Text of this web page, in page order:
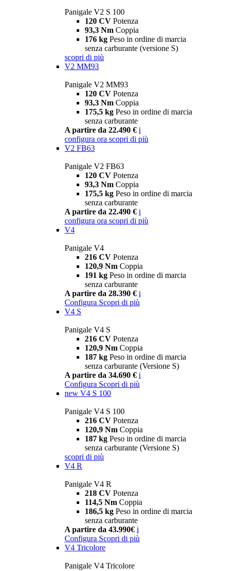
Panigale V2 S 100
120 CV Potenza
93,3 Nm Coppia
176 kg Peso in ordine di marcia
senza carburante (versione S)
scopri di più
V2 MM93
Panigale V2 MM93
120 CV Potenza
93,3 Nm Coppia
175,5 kg Peso in ordine di marcia
senza carburante
A partire da 22.490 € i
configura ora scopri di più
V2 FB63
Panigale V2 FB63
120 CV Potenza
93,3 Nm Coppia
175,5 kg Peso in ordine di marcia
senza carburante
A partire da 22.490 € i
configura ora scopri di più
V4
Panigale V4
216 CV Potenza
120,9 Nm Coppia
191 kg Peso in ordine di marcia
senza carburante
A partire da 28.390 € i
Configura Scopri di più
V4 S
Panigale V4 S
216 CV Potenza
120,9 Nm Coppia
187 kg Peso in ordine di marcia
senza carburante (Versione S)
A partire da 34.690 € i
Configura Scopri di più
new V4 S 100
Panigale V4 S 100
216 CV Potenza
120,9 Nm Coppia
187 kg Peso in ordine di marcia
senza carburante (Versione S)
scopri di più
V4 R
Panigale V4 R
218 CV Potenza
114,5 Nm Coppia
186,5 kg Peso in ordine di marcia
senza carburante
A partire da 43.990€ i
Configura Scopri di più
V4 Tricolore
Panigale V4 Tricolore